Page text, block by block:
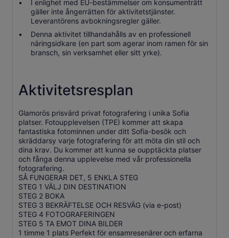
I enlighet med EU-bestämmelser om konsumenträtt
gäller inte ångerrätten för aktivitetstjänster.
Leverantörens avbokningsregler gäller.
Denna aktivitet tillhandahålls av en professionell
näringsidkare (en part som agerar inom ramen för sin
bransch, sin verksamhet eller sitt yrke).
Aktivitetsresplan
Glamorös prisvärd privat fotografering i unika Sofia
platser. Fotoupplevelsen (TPE) kommer att skapa
fantastiska fotominnen under ditt Sofia-besök och
skräddarsy varje fotografering för att möta din stil och
dina krav. Du kommer att kunna se oupptäckta platser
och fånga denna upplevelse med vår professionella
fotografering.
SÅ FUNGERAR DET, 5 ENKLA STEG
STEG 1 VÄLJ DIN DESTINATION
STEG 2 BOKA
STEG 3 BEKRÄFTELSE OCH RESVÄG (via e-post)
STEG 4 FOTOGRAFERINGEN
STEG 5 TA EMOT DINA BILDER
1 timme 1 plats Perfekt för ensamresenärer och erfarna